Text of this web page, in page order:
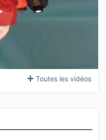
Toutes les vidéos